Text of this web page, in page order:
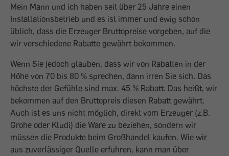
Mein Mann und ich haben seit über 25 Jahre einen
Installationsbetrieb und es ist immer und ewig schon
üblich, dass die Erzeuger Bruttopreise vorgeben, auf die
wir verschiedene Rabatte gewährt bekommen.
Wenn Sie jedoch glauben, dass wir von Rabatten in der
Höhe von 70 bis 80 % sprechen, dann irren Sie sich. Das
höchste der Gefühle sind max. 45 % Rabatt. Das heißt, wir
bekommen auf den Bruttopreis diesen Rabatt gewährt.
Auch ist es uns nicht möglich, direkt vom Erzeuger (z.B.
Grohe oder Kludi) die Ware zu beziehen, sondern wir
müssen die Produkte beim Großhandel kaufen. Wie wir
aus zuverlässiger Quelle erfuhren, kann man über